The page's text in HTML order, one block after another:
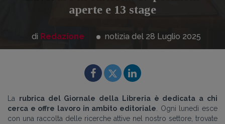
aperte e 13 stage
di Redazione notizia del 28 Luglio 2025
La rubrica del Giornale della Libreria è dedicata a chi
cerca e offre lavoro in ambito editoriale . Ogni lunedì esce
con una raccolta delle ricerche attive nel nostro settore, trovate